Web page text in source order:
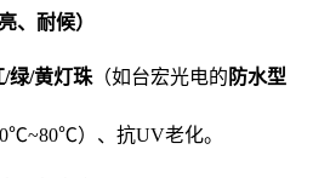
、耐候）
/绿/黄灯珠 （如台宏光电的 防水型
）、抗UV老化。